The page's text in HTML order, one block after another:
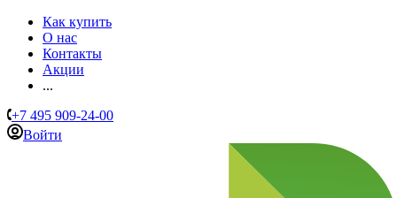
Как купить
О нас
Контакты
Акции
...
+7 495 909-24-00
Войти